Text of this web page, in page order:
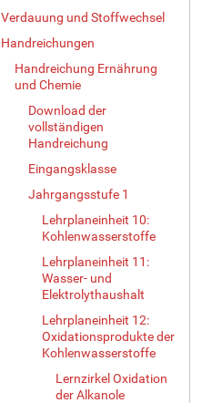
Verdauung und Stoffwechsel
Handreichungen
Handreichung Ernährung
und Chemie
Download der
vollständigen
Handreichung
Eingangsklasse
Jahrgangsstufe 1
Lehrplaneinheit 10:
Kohlenwasserstoffe
Lehrplaneinheit 11:
Wasser- und
Elektrolythaushalt
Lehrplaneinheit 12:
Oxidationsprodukte der
Kohlenwasserstoffe
Lernzirkel Oxidation
der Alkanole